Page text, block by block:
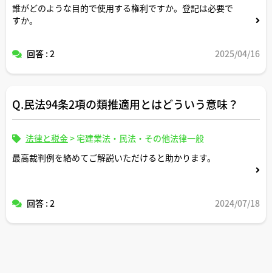
誰がどのような目的で使用する権利ですか。登記は必要で
すか。
回答 : 2 2025/04/16
Q.民法94条2項の類推適用とはどういう意味？
法律と税金>宅建業法・民法・その他法律一般
最高裁判例を絡めてご解説いただけると助かります。
回答 : 2 2024/07/18